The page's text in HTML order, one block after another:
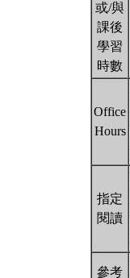
或/與
課後
學習
時數
Office
Hours
指定
閱讀
參考